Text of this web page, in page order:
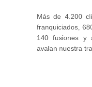
Más de 4.200
franquiciados,
140 fusiones y
avalan nuestra